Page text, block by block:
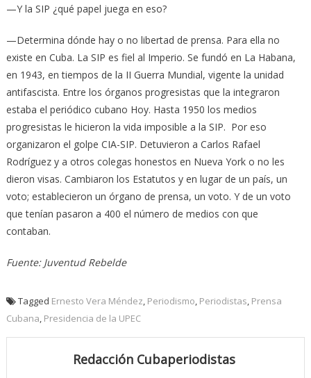
—Y la SIP ¿qué papel juega en eso?
—Determina dónde hay o no libertad de prensa. Para ella no
existe en Cuba. La SIP es fiel al Imperio. Se fundó en La Habana,
en 1943, en tiempos de la II Guerra Mundial, vigente la unidad
antifascista. Entre los órganos progresistas que la integraron
estaba el periódico cubano Hoy. Hasta 1950 los medios
progresistas le hicieron la vida imposible a la SIP. Por eso
organizaron el golpe CIA-SIP. Detuvieron a Carlos Rafael
Rodríguez y a otros colegas honestos en Nueva York o no les
dieron visas. Cambiaron los Estatutos y en lugar de un país, un
voto; establecieron un órgano de prensa, un voto. Y de un voto
que tenían pasaron a 400 el número de medios con que
contaban.
Fuente: Juventud Rebelde
Tagged Ernesto Vera Méndez, Periodismo, Periodistas, Prensa
Cubana, Presidencia de la UPEC
Redacción Cubaperiodistas